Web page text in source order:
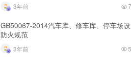
3年前
GB50067-2014汽车库、修车库、停车场
防火规范
3年前